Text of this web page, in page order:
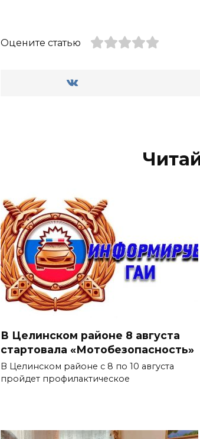
Оцените статью
В Целинском районе 8 августа
стартовала «Мотобезопасность»
В Целинском районе с 8 по 10 августа
пройдет профилактическое